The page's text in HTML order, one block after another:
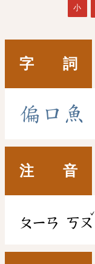
小
字 詞
偏 口 魚
注 音
ㄆㄧㄢ ㄎㄡ
ˇ